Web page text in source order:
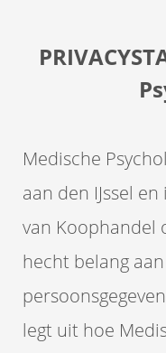
Medische
aan den IJssel
van Koophandel
hecht belang
legt uit hoe
zijn
te
Ze